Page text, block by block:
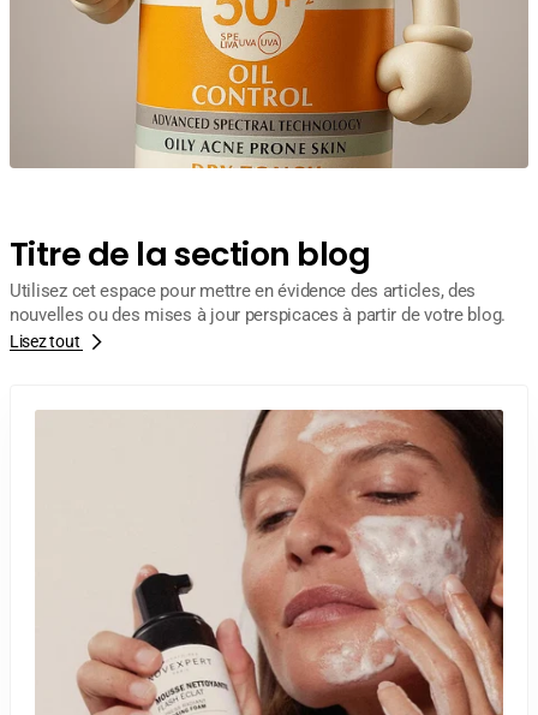
Titre de la section blog
Utilisez cet espace pour mettre en évidence des articles, des
nouvelles ou des mises à jour perspicaces à partir de votre blog.
Lisez tout